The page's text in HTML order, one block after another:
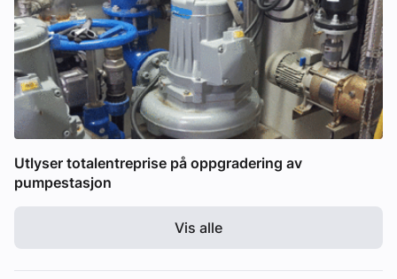
Utlyser totalentreprise på oppgradering av
pumpestasjon
Vis alle